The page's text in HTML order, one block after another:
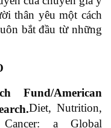
thân yêu một cách
bắt đầu từ những
Fund/American
Diet, Nutrition,
a Global